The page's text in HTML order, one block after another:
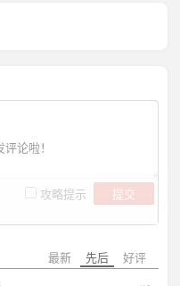
论啦！
攻略提示
提交
最新 先后 好评